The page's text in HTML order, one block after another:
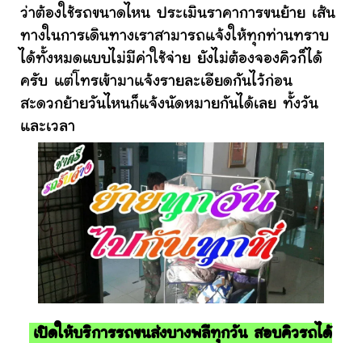
ว่าต้องใช้รถขนาดไหน ประเมินราคาการขนย้าย เส้น
ทางในการเดินทางเราสามารถแจ้งให้ทุกท่านทราบ
ได้ทั้งหมดแบบไม่มีค่าใช้จ่าย ยังไม่ต้องจองคิวก็ได้
ครับ แต่โทรเข้ามาแจ้งรายละเอียดกันไว้ก่อน
สะดวกย้ายวันไหนก็แจ้งนัดหมายกันได้เลย ทั้งวัน
และเวลา
เปิดให้บริการรถขนส่งบางพลีทุกวัน สอบคิวรถได้